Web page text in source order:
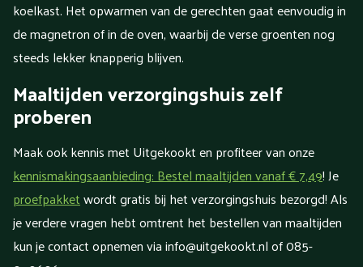
koelkast. Het opwarmen van de gerechten gaat eenvoudig in
de magnetron of in de oven, waarbij de verse groenten nog
steeds lekker knapperig blijven.
Maaltijden verzorgingshuis zelf
proberen
Maak ook kennis met Uitgekookt en profiteer van onze
kennismakingsaanbieding: Bestel maaltijden vanaf € 7,49! Je
proefpakketwordt gratis bij het verzorgingshuis bezorgd! Als
je verdere vragen hebt omtrent het bestellen van maaltijden
kun je contact opnemen via info@uitgekookt.nl of 085-